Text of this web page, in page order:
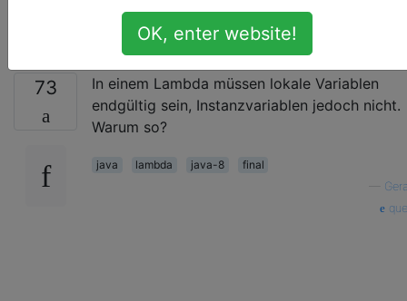
73
In einem Lambda müssen lokale Variablen
endgültig sein, Instanzvariablen jedoch nicht.
Warum so?
java lambda java-8
final
OK, enter website!